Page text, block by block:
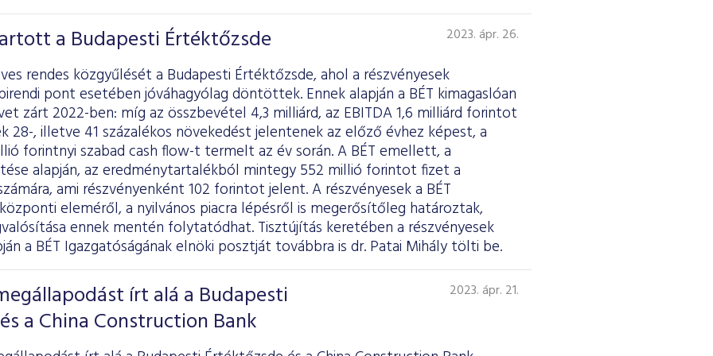
a Budapesti Értéktőzsde 2023. ápr. 26.
rendes közgyűlését a Budapesti Értéktőzsde, ahol a részvényesek
pont esetében jóváhagyólag döntöttek. Ennek alapján a BÉT kimagaslóan
zárt 2022-ben: míg az összbevétel 4,3 milliárd, az EBITDA 1,6 milliárd forintot
28-, illetve 41 százalékos növekedést jelentenek az előző évhez képest, a
forintnyi szabad cash flow-t termelt az év során. A BÉT emellett, a
alapján, az eredménytartalékból mintegy 552 millió forintot fizet a
ami részvényenként 102 forintot jelent. A részvényesek a BÉT
eleméről, a nyilvános piacra lépésről is megerősítőleg határoztak,
ennek mentén folytatódhat. Tisztújítás keretében a részvényesek
a BÉT Igazgatóságának elnöki posztját továbbra is dr. Patai Mihály tölti be.
írt alá a Budapesti
a China Construction Bank
2023. ápr. 21.